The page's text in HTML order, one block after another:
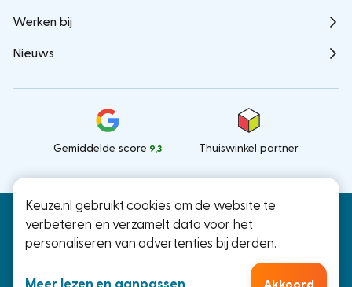
Keuze.nl gebruikt cookies om de website te
verbeteren en verzamelt data voor het
personaliseren van advertenties bij derden.
Meer lezen en aanpassen
Werken bij
Nieuws
Gemiddelde score 9,3 Thuiswinkel partner
Keuze.nl B.V.
Ramstraat 27, Utrecht